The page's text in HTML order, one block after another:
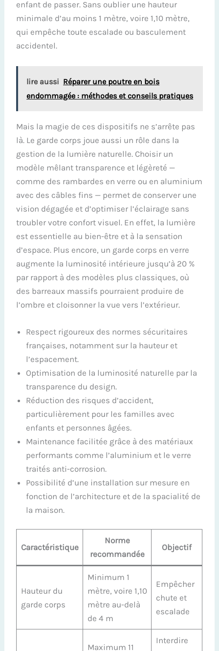
enfant de passer. Sans oublier une hauteur
minimale d’au moins 1 mètre, voire 1,10 mètre,
qui empêche toute escalade ou basculement
accidentel.
lire aussi Réparer une poutre en bois
endommagée : méthodes et conseils pratiques
Mais la magie de ces dispositifs ne s’arrête pas
là. Le garde corps joue aussi un rôle dans la
gestion de la lumière naturelle. Choisir un
modèle mêlant transparence et légèreté —
comme des rambardes en verre ou en aluminium
avec des câbles fins — permet de conserver une
vision dégagée et d’optimiser l’éclairage sans
troubler votre confort visuel. En effet, la lumière
est essentielle au bien-être et à la sensation
d’espace. Plus encore, un garde corps en verre
augmente la luminosité intérieure jusqu’à 20 %
par rapport à des modèles plus classiques, où
des barreaux massifs pourraient produire de
l’ombre et cloisonner la vue vers l’extérieur.
Respect rigoureux des normes sécuritaires
françaises, notamment sur la hauteur et
l’espacement.
Optimisation de la luminosité naturelle par la
transparence du design.
Réduction des risques d’accident,
particulièrement pour les familles avec
enfants et personnes âgées.
Maintenance facilitée grâce à des matériaux
performants comme l’aluminium et le verre
traités anti-corrosion.
Possibilité d’une installation sur mesure en
fonction de l’architecture et de la spacialité de
la maison.
Caractéristique
Norme
recommandée
Objectif
Hauteur du
garde corps
Minimum 1
mètre, voire 1,10
mètre au-delà
de 4 m
Empêcher
chute et
escalade
Maximum 11
Interdire